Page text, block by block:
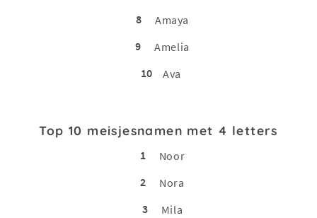
8
Amaya
9
Amelia
10
Ava
Top 10 meisjesnamen met 4 letters
1
Noor
2
Nora
3
Mila